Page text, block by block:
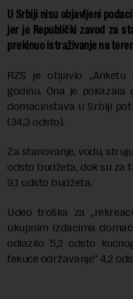
U Srbiji nisu objavljeni
jer je Republički zavod za
prekinuo istraživanje na
RZS je objavio
godinu. Ona je
domaćinstava u Srbiji
(34,3 odsto).
Za stanovanje, vodu,
odsto budžeta, dok su
9,1 odsto budžeta.
Udeo troška za
ukupnim izdacima
odlazilo 5,2 odsto
tekuće održavanje“ 4,2